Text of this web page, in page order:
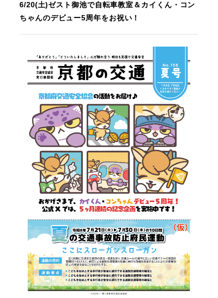
6/20(土)ゼスト御池で自転車教室＆カイくん・コン
ちゃんのデビュー5周年をお祝い！